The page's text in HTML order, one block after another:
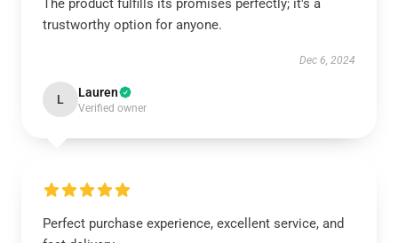
The product fulfills its promises perfectly; it's a
trustworthy option for anyone.
Dec 6, 2024
L Lauren
Verified owner
Perfect purchase experience, excellent service, and